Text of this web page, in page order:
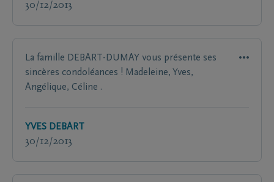
30/12/2013
La famille DEBART-DUMAY vous présente ses
sincères condoléances ! Madeleine, Yves,
Angélique, Céline .
YVES DEBART
30/12/2013